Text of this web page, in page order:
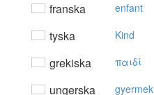
franska enfant
tyska Kind
grekiska παιδί
ungerska gyermek